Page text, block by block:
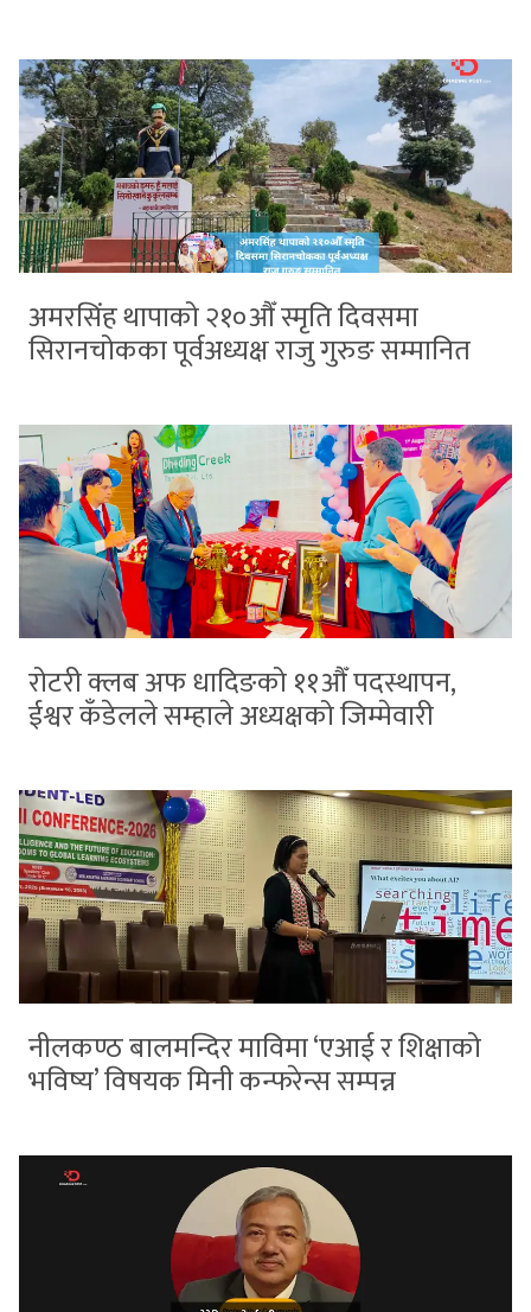
अमरसिंह थापाको २१०औँ स्मृति दिवसमा
सिरानचोकका पूर्वअध्यक्ष राजु गुरुङ सम्मानित
रोटरी क्लब अफ धादिङको ११औँ पदस्थापन,
ईश्वर कँडेलले सम्हाले अध्यक्षको जिम्मेवारी
नीलकण्ठ बालमन्दिर माविमा ‘एआई र शिक्षाको
भविष्य’ विषयक मिनी कन्फरेन्स सम्पन्न